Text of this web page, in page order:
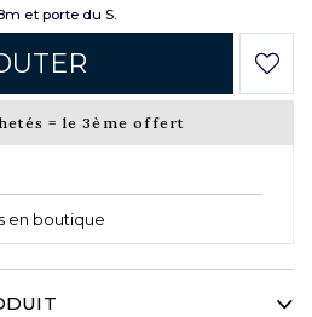
et porte du S.
= le 3ème offert
en boutique